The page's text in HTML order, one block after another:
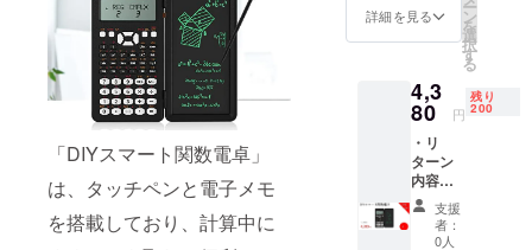
「DIYスマート関数電卓」
は、タッチペンと電子メモ
を搭載しており、計算中に
品が発
ます。
ご了承
上でご
支援頂
けます
様お願
い致し
ます。
る場合
支援に
より量
産効率
が向上
した場
合、正
規販売
価格が
販売予
※リター
ンはす
べて
料込み
の金額
になり
ます。
※ご注文
状況、
使用部
材の供
給状
詳細を見る ー
ン
を
選
択
す
る
4,3
80 円
残り
200
・リ
ターン
内容：
DIYス
マート
関数電
支援
者：
0人